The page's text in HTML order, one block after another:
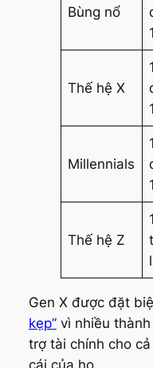
Bùng nổ
Thế hệ X
Millennials
Thế hệ Z
Gen X được đặt
kẹp”vì nhiều thành
trợ tài chính cho
cái của họ.